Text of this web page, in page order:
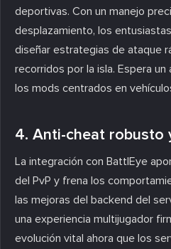
deportivas. Con un manejo
desplazamiento, los
diseñar estrategias de ataque
recorridos por la isla. Espera
los mods centrados en
4. Anti-cheat robusto
La integración con BattlEye
del PvP y frena los
las mejoras del backend del
una experiencia multijugador
evolución vital ahora que los